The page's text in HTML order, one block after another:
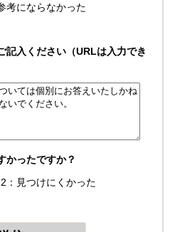
考にならなかった
記入ください（URLは入力でき
かったですか？
2：見つけにくかった